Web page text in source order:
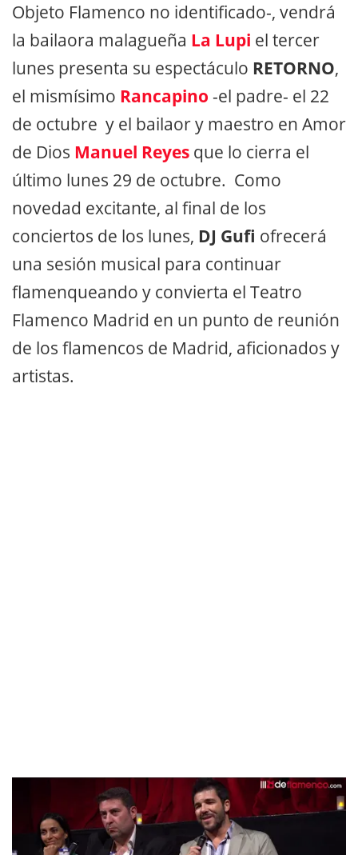
Objeto Flamenco no identificado-, vendrá
la bailaora malagueña La Lupi el tercer
lunes presenta su espectáculo RETORNO,
el mismísimo Rancapino -el padre- el 22
de octubre y el bailaor y maestro en Amor
de Dios Manuel Reyes que lo cierra el
último lunes 29 de octubre. Como
novedad excitante, al final de los
conciertos de los lunes, DJ Gufi ofrecerá
una sesión musical para continuar
flamenqueando y convierta el Teatro
Flamenco Madrid en un punto de reunión
de los flamencos de Madrid, aficionados y
artistas.